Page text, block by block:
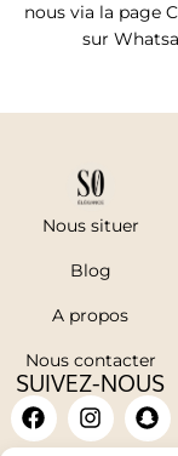
nous via la page
sur
Nous situer
Blog
A propos
Nous contacter
SUIVEZ-NOUS